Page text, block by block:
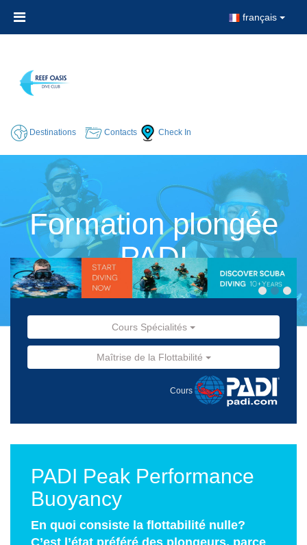
français
Destinations Contacts Check In
Formation plongée
PADI
Cours Spécialités
Maîtrise de la Flottabilité
Cours
PADI Peak Performance
Buoyancy
En quoi consiste la flottabilité nulle?
C’est l’état préféré des plongeurs, parce